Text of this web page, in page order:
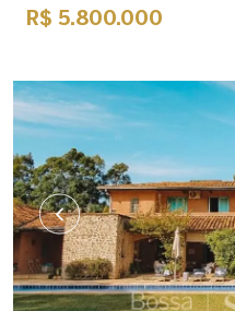
R$ 5.800.000